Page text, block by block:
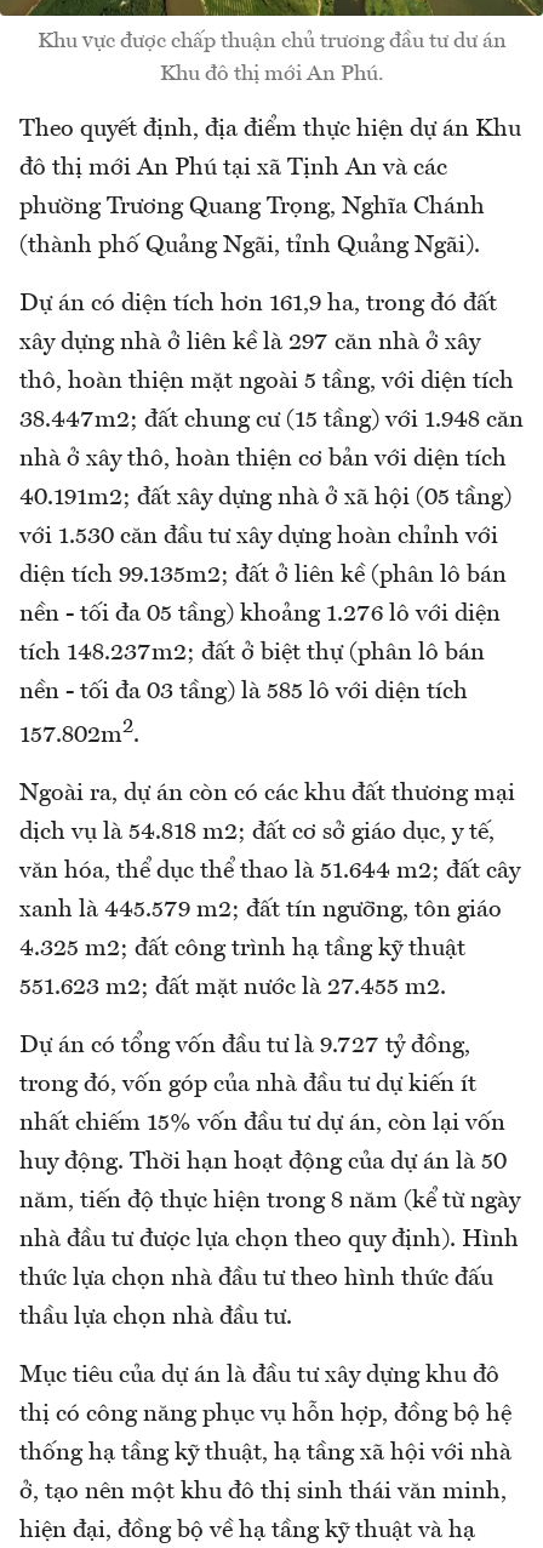
Khu vực được chấp thuận chủ trương đầu tư dư án
Khu đô thị mới An Phú.
Theo quyết định, địa điểm thực hiện dự án Khu
đô thị mới An Phú tại xã Tịnh An và các
phường Trương Quang Trọng, Nghĩa Chánh
(thành phố Quảng Ngãi, tỉnh Quảng Ngãi).
Dự án có diện tích hơn 161,9 ha, trong đó đất
xây dựng nhà ở liên kề là 297 căn nhà ở xây
thô, hoàn thiện mặt ngoài 5 tầng, với diện tích
38.447m2; đất chung cư (15 tầng) với 1.948 căn
nhà ở xây thô, hoàn thiện cơ bản với diện tích
40.191m2; đất xây dựng nhà ở xã hội (05 tầng)
với 1.530 căn đầu tư xây dựng hoàn chỉnh với
diện tích 99.135m2; đất ở liên kề (phân lô bán
nền - tối đa 05 tầng) khoảng 1.276 lô với diện
tích 148.237m2; đất ở biệt thự (phân lô bán
nền - tối đa 03 tầng) là 585 lô với diện tích
157.802m2.
Ngoài ra, dự án còn có các khu đất thương mại
dịch vụ là 54.818 m2; đất cơ sở giáo dục, y tế,
văn hóa, thể dục thể thao là 51.644 m2; đất cây
xanh là 445.579 m2; đất tín ngưỡng, tôn giáo
4.325 m2; đất công trình hạ tầng kỹ thuật
551.623 m2; đất mặt nước là 27.455 m2.
Dự án có tổng vốn đầu tư là 9.727 tỷ đồng,
trong đó, vốn góp của nhà đầu tư dự kiến ít
nhất chiếm 15% vốn đầu tư dự án, còn lại vốn
huy động. Thời hạn hoạt động của dự án là 50
năm, tiến độ thực hiện trong 8 năm (kể từ ngày
nhà đầu tư được lựa chọn theo quy định). Hình
thức lựa chọn nhà đầu tư theo hình thức đấu
thầu lựa chọn nhà đầu tư.
Mục tiêu của dự án là đầu tư xây dựng khu đô
thị có công năng phục vụ hỗn hợp, đồng bộ hệ
thống hạ tầng kỹ thuật, hạ tầng xã hội với nhà
ở, tạo nên một khu đô thị sinh thái văn minh,
hiện đại, đồng bộ về hạ tầng kỹ thuật và hạ